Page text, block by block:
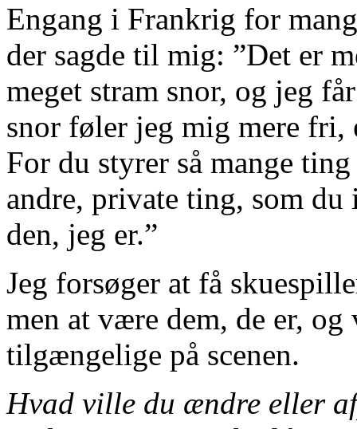
Engang i Frankrig for
der sagde til mig: ”Det er
meget stram snor, og jeg
snor føler jeg mig mere fri,
For du styrer så mange
andre, private ting, som
den, jeg er.”
Jeg forsøger at få
men at være dem, de er,
tilgængelige på scenen.
Hvad ville du ændre eller